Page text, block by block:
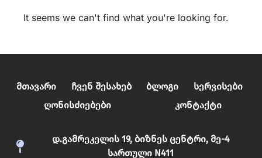
It seems we can't find what you're looking for.
Მთავარი Ჩვენ Შესახებ Ბლოგი
Სერვისები
Ღონისძიებები
Კონტაქტი
დ.გამრეკელის 19, ბიზნეს ცენტრი, მე-4
სართული N411